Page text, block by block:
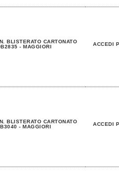
BLISTERATO CARTONATO
- MAGGIORI
ACCEDI
BLISTERATO CARTONATO
- MAGGIORI
ACCEDI